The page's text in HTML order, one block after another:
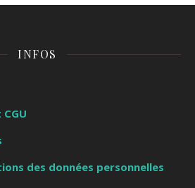
INFOS
des données personnelles